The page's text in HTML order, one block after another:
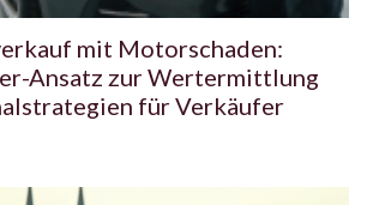
mit Motorschaden:
Ansatz zur Wertermittlung
für Verkäufer